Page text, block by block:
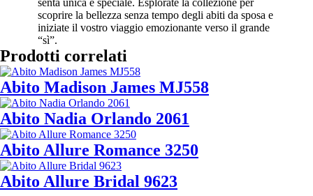
senta unica e speciale. Esplorate la collezione per
scoprire la bellezza senza tempo degli abiti da sposa e
iniziate il vostro viaggio emozionante verso il grande
“sì”.
Prodotti correlati
Abito Madison James MJ558
Abito Nadia Orlando 2061
Abito Allure Romance 3250
Abito Allure Bridal 9623